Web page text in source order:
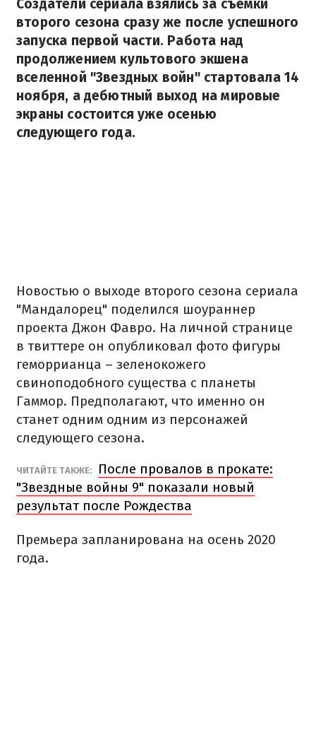
Создатели сериала взялись за съемки
второго сезона сразу же после успешного
запуска первой части. Работа над
продолжением культового экшена
вселенной "Звездных войн" стартовала 14
ноября, а дебютный выход на мировые
экраны состоится уже осенью
следующего года.
Новостью о выходе второго сезона сериала
"Мандалорец" поделился шоураннер
проекта Джон Фавро. На личной странице
в твиттере он опубликовал фото фигуры
геморрианца – зеленокожего
свиноподобного существа с планеты
Гаммор. Предполагают, что именно он
станет одним одним из персонажей
следующего сезона.
ЧИТАЙТЕ ТАКЖЕ:
После провалов в прокате:
"Звездные войны 9" показали новый
результат после Рождества
Премьера запланирована на осень 2020
года.